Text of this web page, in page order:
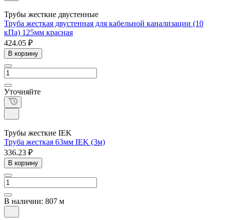
Трубы жесткие двустенные
Труба жесткая двустенная для кабельной канализации (10
кПа) 125мм красная
424.05 ₽
В корзину
Уточняйте
Трубы жесткие IEK
Труба жесткая 63мм IEK (3м)
336.23 ₽
В корзину
В наличии: 807 м